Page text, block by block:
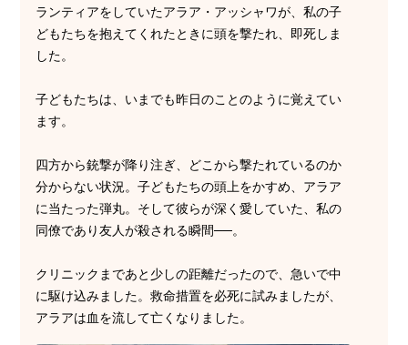
ランティアをしていたアラア・アッシャワが、私の子
どもたちを抱えてくれたときに頭を撃たれ、即死しま
した。
子どもたちは、いまでも昨日のことのように覚えてい
ます。
四方から銃撃が降り注ぎ、どこから撃たれているのか
分からない状況。子どもたちの頭上をかすめ、アラア
に当たった弾丸。そして彼らが深く愛していた、私の
同僚であり友人が殺される瞬間──。
クリニックまであと少しの距離だったので、急いで中
に駆け込みました。救命措置を必死に試みましたが、
アラアは血を流して亡くなりました。